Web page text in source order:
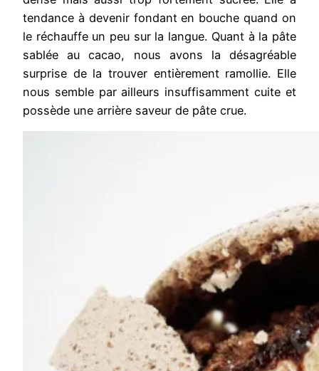
tendance à devenir fondant en bouche quand on
le réchauffe un peu sur la langue. Quant à la pâte
sablée au cacao, nous avons la désagréable
surprise de la trouver entièrement ramollie. Elle
nous semble par ailleurs insuffisamment cuite et
possède une arrière saveur de pâte crue.